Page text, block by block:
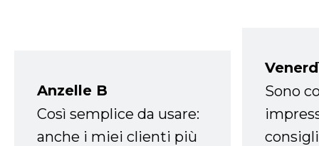
Anzelle B
Così semplice da usare:
anche i miei clienti più
Sono